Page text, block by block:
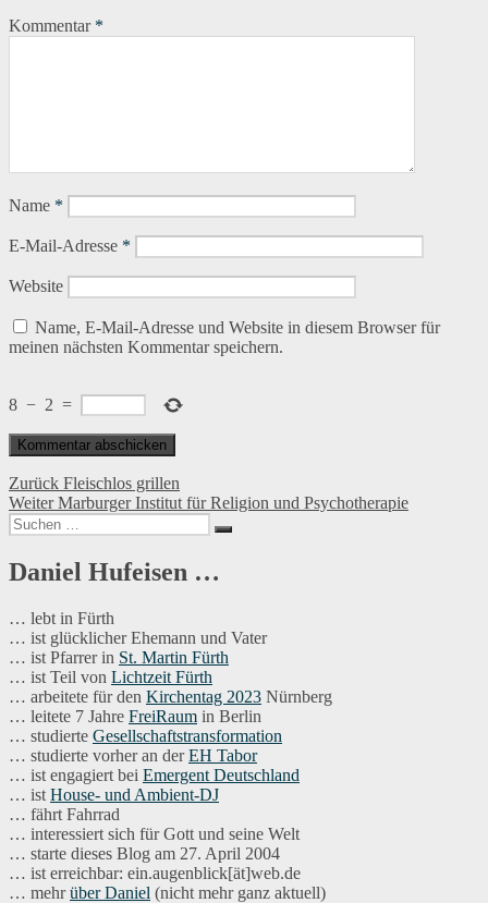
Kommentar *
Name *
E-Mail-Adresse *
Website
Name, E-Mail-Adresse und Website in diesem Browser für
meinen nächsten Kommentar speichern.
8 − 2 =
Beitragsnavigation
Zurück Vorheriger
Beitrag:
Fleischlos grillen
Weiter Nächster
Beitrag:
Marburger Institut für Religion und Psychotherapie
Suchen
nach:
Suchen
Daniel Hufeisen …
… lebt in Fürth
… ist glücklicher Ehemann und Vater
… ist Pfarrer in St. Martin Fürth
… ist Teil von Lichtzeit Fürth
… arbeitete für den Kirchentag 2023 Nürnberg
… leitete 7 Jahre FreiRaum in Berlin
… studierte Gesellschaftstransformation
… studierte vorher an derEH Tabor
… ist engagiert bei Emergent Deutschland
… ist House- und Ambient-DJ
… fährt Fahrrad
… interessiert sich für Gott und seine Welt
… starte dieses Blog am 27. April 2004
… ist erreichbar: ein.augenblick[ät]web.de
… mehrüber Daniel (nicht mehr ganz aktuell)